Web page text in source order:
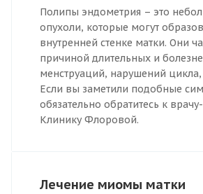
Полипы эндометрия – это
опухоли, которые могут
внутренней стенке матки. Они
причиной длительных и
менструаций, нарушений цикла,
Если вы заметили подобные
обязательно обратитесь к
Клинику Флоровой.
Лечение миомы матки